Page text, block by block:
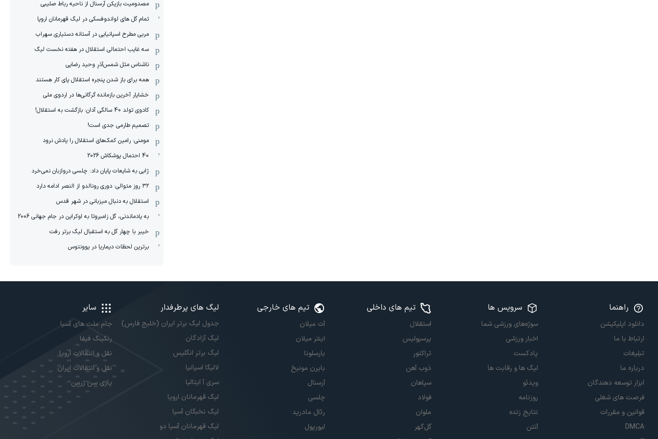
مصدومیت بازیکن آرسنال از ناحیه رباط صلیبی
تمام گل های لواندوفسکی در لیگ قهرمانان اروپا
مربی مطرح اسپانیایی در آستانه دستیاری سهراب
سه غایب احتمالی استقلال در هفته نخست لیگ
ناشناس مثل شمس‌آذرِ وحید رضایی
همه برای باز شدن پنجره استقلال پای کار هستند
خشایار آخرین بازمانده گرگانی‌ها در اردوی ملی
کادوی تولد 40 سالگی آدان: بازگشت به استقلال!
تصمیم طارمی جدی است!
مومنی: رامین کمک‌های استقلال را یادش نرود
40 احتمال پوشکاش 2026
ژابی به شایعات پایان داد: چلسی دروازبان نمی‌خرد
۳۲ روز متوالی: دوری رونالدو از النصر ادامه دارد
استقلال به دنبال میزبانی در شهر قدس
به یادماندنی، گل زامبروتا به اوکراین در جام جهانی 2006
خیبر با چهار گل به استقبال لیگ برتر رفت
برترین لحظات دیماریا در یوونتوس
راهنما
دانلود اپلیکیشن
ارتباط با ما
تبلیغات
درباره ما
ابزار توسعه دهندگان
فرصت های شغلی
قوانین و مقررات
DMCA
سرویس ها
سوژه‌های ورزشی شما
اخبار ورزشی
پادکست
لیگ ها و رقابت ها
ویدئو
روزنامه
نتایج زنده
آنتن
تیم های داخلی
استقلال
پرسپولیس
تراکتور
ذوب آهن
سپاهان
فولاد
ملوان
گل‌گهر
تیم های خارجی
آث میلان
اینتر میلان
بارسلونا
بایرن مونیخ
آرسنال
چلسی
رئال مادرید
لیورپول
لیگ های پرطرفدار
جدول لیگ برتر ایران (خلیج فارس)
لیگ آزادگان
لیگ برتر انگلیس
لالیگا اسپانیا
سری آ ایتالیا
لیگ قهرمانان اروپا
لیگ نخبگان آسیا
لیگ قهرمانان آسیا دو
سایر
جام ملت های آسیا
رنکینگ فیفا
نقل و انتقالات اروپا
نقل و انتقالات ایران
پاری سن ژرمن